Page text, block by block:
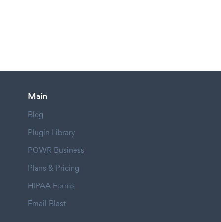
Main
Blog
Plugin Library
POWR Business
Plans & Pricing
HIPAA Forms
Email Blast